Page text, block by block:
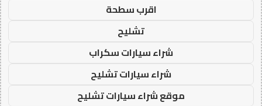
اقرب سطحة
تشليح
شراء سيارات سكراب
شراء سيارات تشليح
موقع شراء سيارات تشليح